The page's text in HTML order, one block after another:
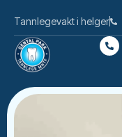
Tannlegevakt i helger